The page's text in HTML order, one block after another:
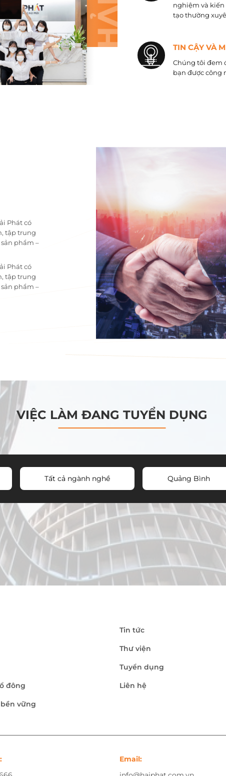
nghiệm và
tạo thường
TIN CẬY VÀ
Chúng tôi đem
bạn được công
Phát có
tập trung
phẩm –
Phát có
tập trung
phẩm –
VIỆC LÀM ĐANG TUYỂN DỤNG
Tất cả ngành nghề Quảng Bình
đông
vững
Tin tức
Thư viện
Tuyển dụng
Liên hệ
Email: